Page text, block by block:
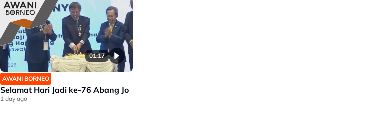
01:17
AWANI BORNEO
Selamat Hari Jadi ke-76 Abang Jo
1 day ago